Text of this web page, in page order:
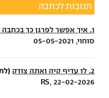
תגובות לכתבה
1. איך אפשר לפרגן כך בכתבה לרכב לא בטיחותי במוצהר
סוחוי, 05-05-2021
2. ל1 עדיף קיה ואתה צודק
RS, 22-02-2026